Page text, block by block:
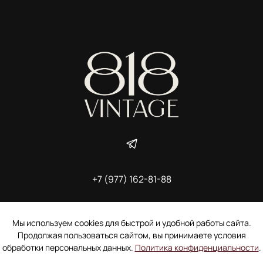
+7 (977) 162-81-88
Пользовательское соглашение
Электронное согласие покупателя на рассылку
Согласие на обработку персональных данных
Мы используем cookies для быстрой и удобной работы сайта.
Продолжая пользоваться сайтом, вы принимаете условия
обработки персональных данных. Политика конфиденциальности.